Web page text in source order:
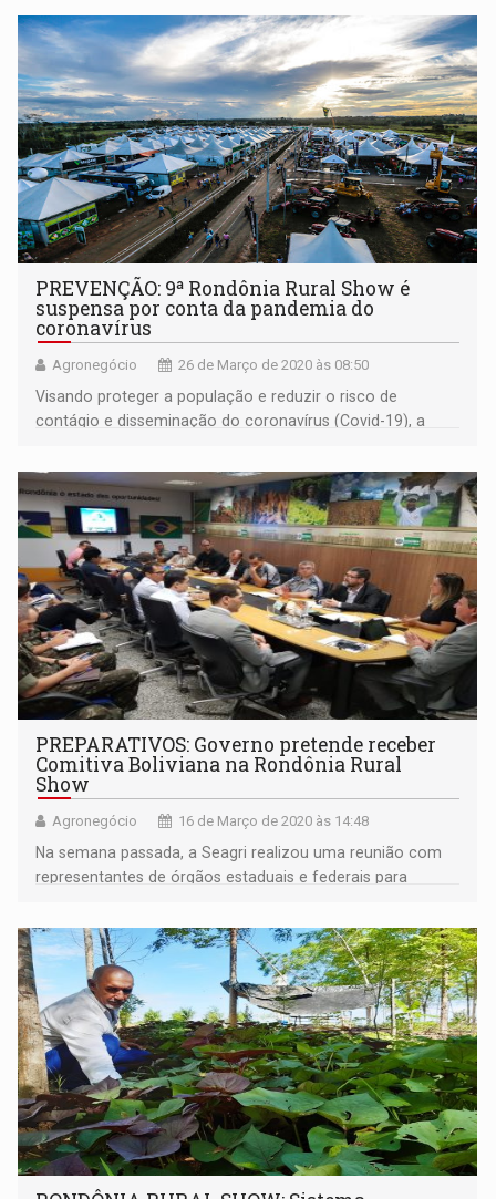
PREVENÇÃO: 9ª Rondônia Rural Show é
suspensa por conta da pandemia do
coronavírus
Agronegócio 26 de Março de 2020 às 08:50
Visando proteger a população e reduzir o risco de
contágio e disseminação do coronavírus (Covid-19), a
a 9ª edição da feira
PREPARATIVOS: Governo pretende receber
Comitiva Boliviana na Rondônia Rural
Show
Agronegócio 16 de Março de 2020 às 14:48
Na semana passada, a Seagri realizou uma reunião com
representantes de órgãos estaduais e federais para
Negócios, bem como, a vinda de Comitiva Boliviana e
caravanas, com a possível entrada pelas rotas de Guajará
Mirim e Costa Marques